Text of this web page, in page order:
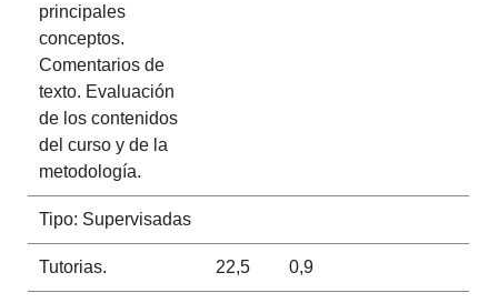
principales
conceptos.
Comentarios de
texto. Evaluación
de los contenidos
del curso y de la
metodología.
Tipo: Supervisadas
Tutorias. 22,5 0,9